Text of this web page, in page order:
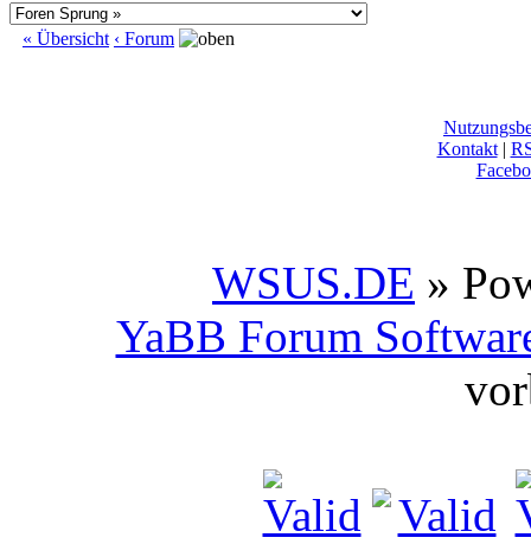
« Übersicht ‹ Forum
Kontakt|
WSUS.DE »
YaBB Forum